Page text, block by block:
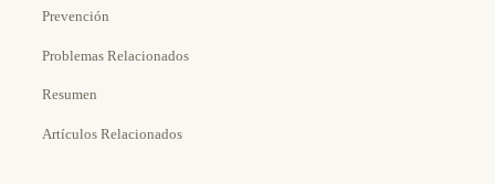
Prevención
Problemas Relacionados
Resumen
Artículos Relacionados